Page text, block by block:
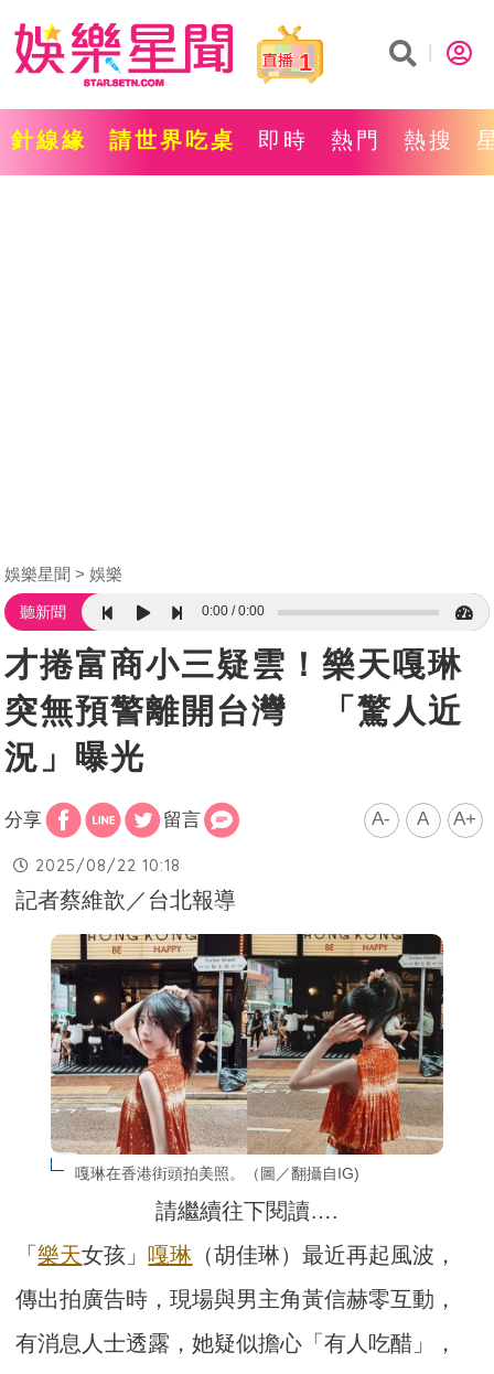
1
針線緣 請世界吃桌 即時 熱門 熱搜
娛樂星聞 娛樂
聽新聞 0:00 0:00
才捲富商小三疑雲！樂天嘎琳
突無預警離開台灣 「驚人近
況」曝光
分享 留言 A- A A+
2025/08/22 10:18
記者蔡維歆／台北報導
嘎琳在香港街頭拍美照。（圖／翻攝自IG)
請繼續往下閱讀….
「樂天女孩」嘎琳 （胡佳琳）最近再起風波，
傳出拍廣告時，現場與男主角黃信赫零互動，
有消息人士透露，她疑似擔心「有人吃醋」，